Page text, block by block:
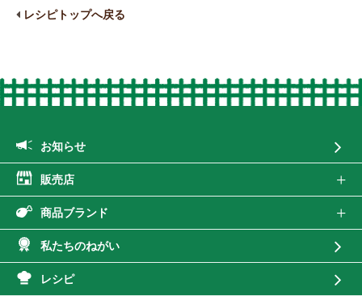
レシピトップへ戻る
お知らせ
販売店
商品ブランド
私たちのねがい
レシピ